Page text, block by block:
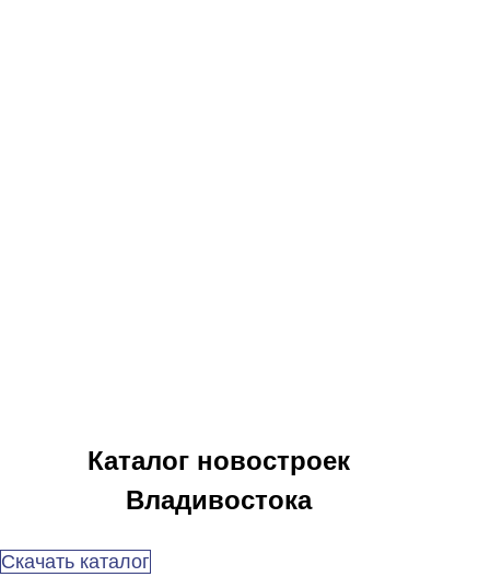
Каталог новостроек
Владивостока
Скачать каталог